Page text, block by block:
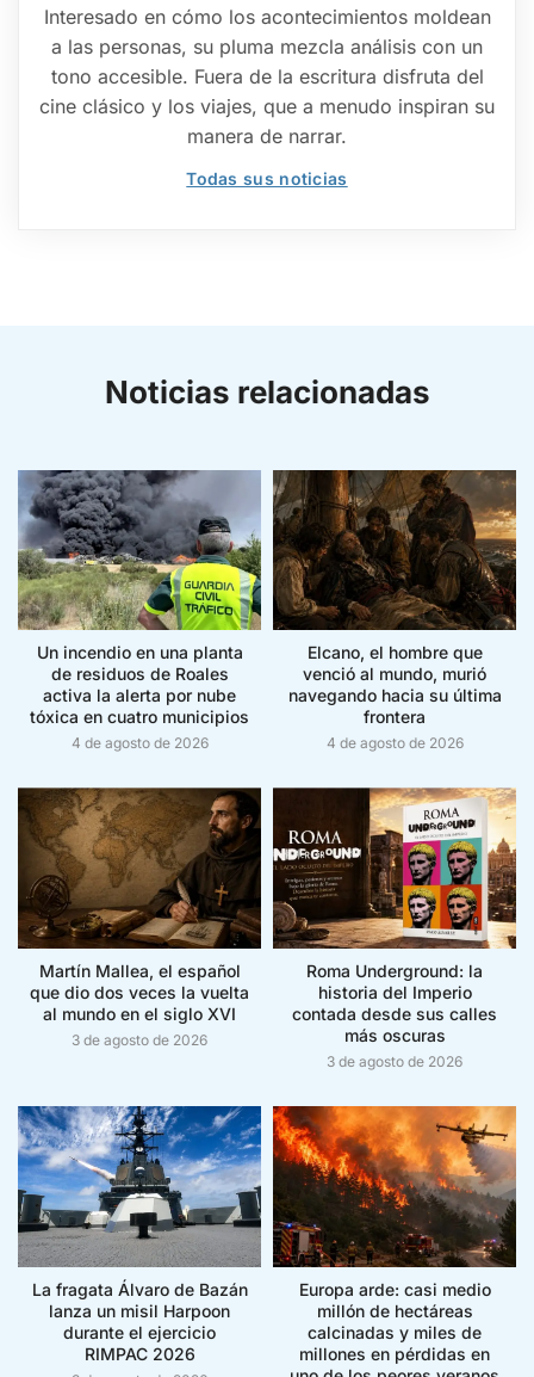
Interesado en cómo los acontecimientos moldean
a las personas, su pluma mezcla análisis con un
tono accesible. Fuera de la escritura disfruta del
cine clásico y los viajes, que a menudo inspiran su
manera de narrar.
Todas sus noticias
Noticias relacionadas
Un incendio en una planta
de residuos de Roales
activa la alerta por nube
tóxica en cuatro municipios
4 de agosto de 2026
Elcano, el hombre que
venció al mundo, murió
navegando hacia su última
frontera
4 de agosto de 2026
Martín Mallea, el español
que dio dos veces la vuelta
al mundo en el siglo XVI
3 de agosto de 2026
Roma Underground: la
historia del Imperio
contada desde sus calles
más oscuras
3 de agosto de 2026
La fragata Álvaro de Bazán
lanza un misil Harpoon
durante el ejercicio
RIMPAC 2026
Europa arde: casi medio
millón de hectáreas
calcinadas y miles de
millones en pérdidas en